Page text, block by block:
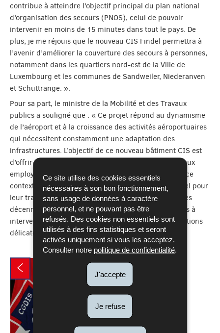
Ce site utilise des cookies essentiels
nécessaires à son bon fonctionnement,
sans usage de données à caractère
personnel, et ne pouvant pas être
refusés. Des cookies non essentiels sont
utilisés à des fins statistiques et seront
activés uniquement si vous les acceptez.
Consulter notre politique de confidentialité.
J'accepte
Je refuse
contribue à atteindre l’objectif principal du plan national
d’organisation des secours (PNOS), celui de pouvoir
intervenir en moins de 15 minutes dans tout le pays. De
plus, je me réjouis que le nouveau CIS Findel permettra à
l’avenir d’améliorer la couverture des secours à personnes,
notamment dans les quartiers nord-est de la Ville de
Luxembourg et les communes de Sandweiler, Niederanven
et Schuttrange. ».
Pour sa part, le ministre de la Mobilité et des Travaux
publics a souligné que : « Ce projet répond au dynamisme
de l’aéroport et à la croissance des activités aéroportuaires
qui nécessitent constamment une adaptation des
infrastructures. L’objectif de ce nouveau bâtiment CIS est
d’offrir un cadre moderne et attractif qui permettra aux
employés des conditions de travail améliorées. Dans ce
contexte, je tiens à remercier les agents du CIS Findel pour
leur travail et leur engagement au cours des dernières
décennies. Les services d'urgence sont toujours prêts à
intervenir rapidement et efficacement dans des situations
délicates ».